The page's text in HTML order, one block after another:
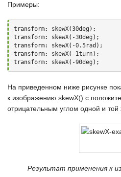
Примеры:
transform: skewX(30deg);
transform: skewX(-30deg);
transform: skewX(-0.5rad);
transform: skewX(-1turn);
transform: skewX(-90deg);
На приведенном ниже рисунке
к изображению skewX() с
отрицательным углом одной и
Результат применения к